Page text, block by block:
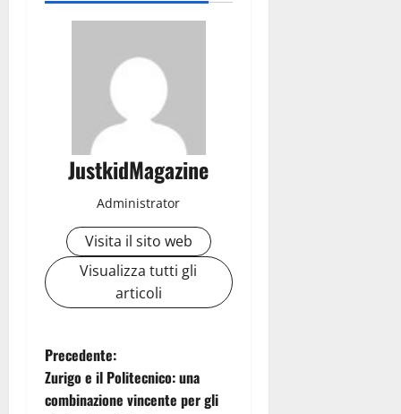
JustkidMagazine
Administrator
Visita il sito web
Visualizza tutti gli
articoli
N
a
Precedente:
Zurigo e il Politecnico: una
combinazione vincente per gli